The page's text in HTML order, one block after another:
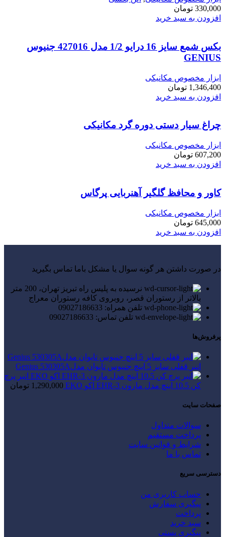
330,000 تومان
افزودن به سبد خرید
بکس شمع سایز 16 درایو 1/2 مدل 427016 جنیوس
GENIUS
ابزار مخصوص مکانیکی
1,346,400 تومان
افزودن به سبد خرید
چراغ سیار دستی دوره گرد مکانیکی
ابزار مخصوص مکانیکی
607,200 تومان
افزودن به سبد خرید
کاور و محافظ گلگیر آهنربایی پرگاس
ابزار مخصوص مکانیکی
645,000 تومان
افزودن به سبد خرید
در صورت داشتن هر گونه سوال یا مشکل باما تماس بگیرید
نرسیده به پلیس راه تبریز تهران، 200 متر
بالاتر از رستوران قصر، روبروی کافه رستوران معراج
تلفن همراه: 09027186633
تلفن تماس: 09027186633
پرفروش‌ها
انبر قفلی سایز 5 اینچ جنیوس تایوان مدلGenius 530305A
انبر پرچ
کن 10.5 اینچ مدل مارون EHR-3 اکو EKO
1,290,000 تومان
صفحات سایت
سوالات متداول
پرداخت مستقیم
شرایط و قوانین سایت
تماس با ما
دسترسی سریع
حساب کاربری من
پیگیری سفارش
پرداخت
سبد خرید
پیگیری پستی